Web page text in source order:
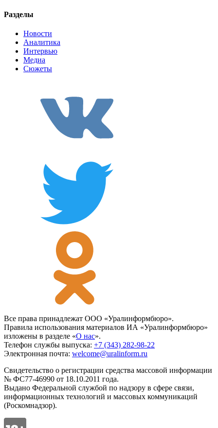
Разделы
Новости
Аналитика
Интервью
Медиа
Сюжеты
Все права принадлежат ООО «Уралинформбюро».
Правила использования материалов ИА «Уралинформбюро»
изложены в разделе «О нас».
Телефон службы выпуска: +7 (343) 282-98-22
Электронная почта: welcome@uralinform.ru
Свидетельство о регистрации средства массовой информации
№ ФС77-46990 от 18.10.2011 года.
Выдано Федеральной службой по надзору в сфере связи,
информационных технологий и массовых коммуникаций
(Роскомнадзор).